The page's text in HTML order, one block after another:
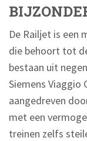
De Railjet is
die behoort tot
bestaan uit
Siemens Viaggio
aangedreven
met een
treinen zelfs